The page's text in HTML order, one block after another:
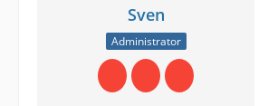
Sven
Administrator